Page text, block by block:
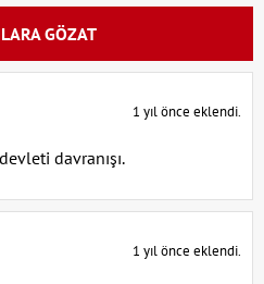
GÖZAT
1 yıl önce eklendi.
davranışı.
1 yıl önce eklendi.